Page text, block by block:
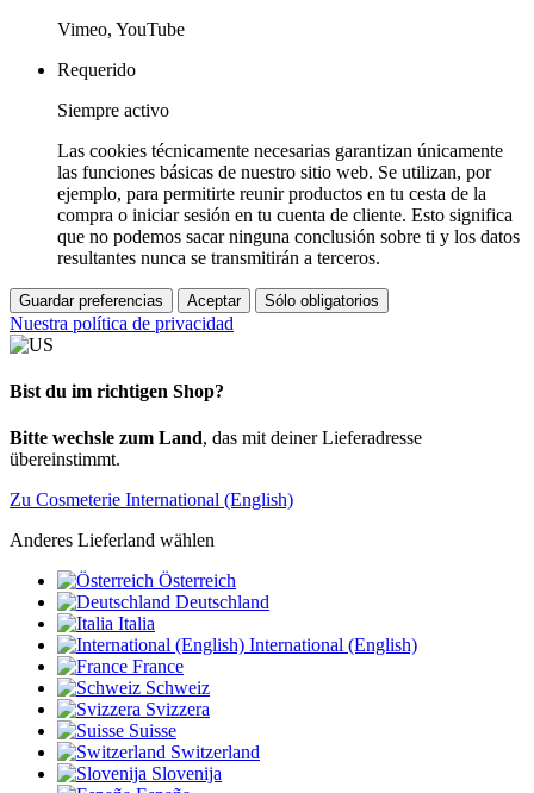
Vimeo, YouTube
Requerido
Siempre activo
Las cookies técnicamente necesarias garantizan únicamente
las funciones básicas de nuestro sitio web. Se utilizan, por
ejemplo, para permitirte reunir productos en tu cesta de la
compra o iniciar sesión en tu cuenta de cliente. Esto significa
que no podemos sacar ninguna conclusión sobre ti y los datos
resultantes nunca se transmitirán a terceros.
Guardar preferencias Aceptar Sólo obligatorios
Nuestra política de privacidad
Bist du im richtigen Shop?
Bitte wechsle zum Land, das mit deiner Lieferadresse
übereinstimmt.
Zu Cosmeterie International (English)
Anderes Lieferland wählen
Österreich
Deutschland
Italia
International (English)
France
Schweiz
Svizzera
Suisse
Switzerland
Slovenija